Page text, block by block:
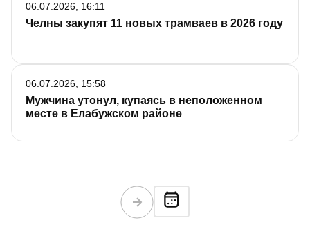
Челны закупят 11 новых трамваев в 2026 году
06.07.2026, 16:11
Мужчина утонул, купаясь в неположенном
месте в Елабужском районе
06.07.2026, 15:58